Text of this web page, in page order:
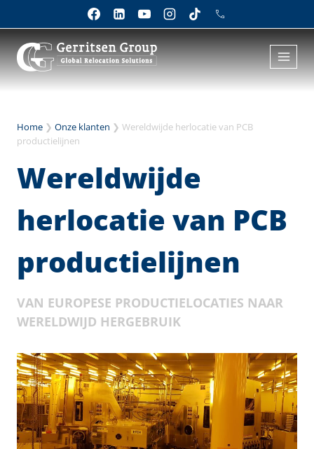
naar
inhoud
Home ❯ Onze klanten ❯ Wereldwijde herlocatie van PCB
productielijnen
Wereldwijde
herlocatie van PCB
productielijnen
VAN EUROPESE PRODUCTIELOCATIES NAAR
WERELDWIJD HERGEBRUIK